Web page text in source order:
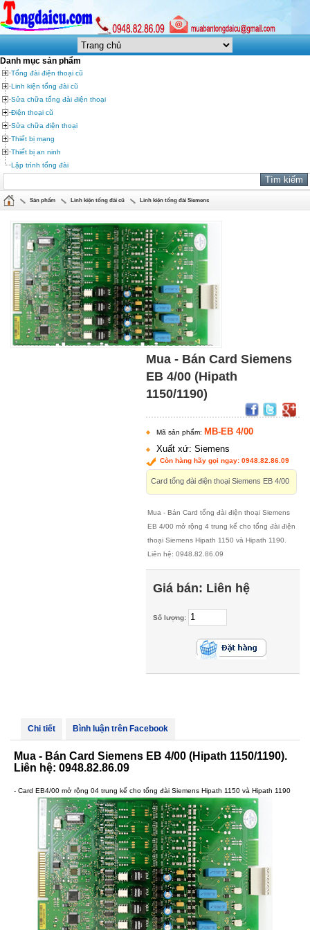
Danh mục sản phẩm
Tổng đài điện thoại cũ
Linh kiện tổng đài cũ
Sửa chữa tổng đài điện thoại
Điện thoại cũ
Sửa chữa điện thoại
Thiết bị mạng
Thiết bị an ninh
Lập trình tổng đài
Sản phẩm Linh kiện tổng đài cũ Linh kiện tổng đài Siemens
Mua - Bán Card Siemens
EB 4/00 (Hipath
1150/1190)
Mã sản phẩm: MB-EB 4/00
Xuất xứ: Siemens
Còn hàng hãy gọi ngay: 0948.82.86.09
Card tổng đài điện thoại Siemens EB 4/00
Mua - Bán Card tổng đài điện thoại Siemens
EB 4/00 mở rộng 4 trung kế cho tổng đài điện
thoại Siemens Hipath 1150 và Hipath 1190.
Liên hệ: 0948.82.86.09
Giá bán: Liên hệ
Số lượng:
Chi tiết Bình luận trên Facebook
Mua - Bán Card Siemens EB 4/00 (Hipath 1150/1190).
Liên hệ: 0948.82.86.09
- Card EB4/00 mở rộng 04 trung kế cho tổng đài Siemens Hipath 1150 và Hipath 1190